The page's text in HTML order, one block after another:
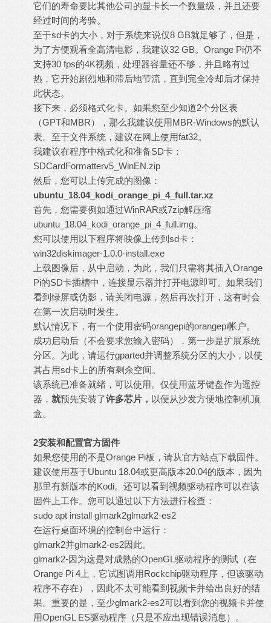
它们的寿命要比其他公司的显卡长一个数量级，并且还要
经过时间的考验。
至于sd卡的大小，对于系统来说仅8 GB就足够了，但是，
为了方便观看全高清电影，我建议32 GB。Orange Pi仍不
支持30 fps的4K视频，处理器容量还不够，并且略有过
热，它开始剧烈地和滞后地节流，直到完全冷却后才保持
此状态。
接下来，必须格式化卡。如果您至少知道2个分区表
（GPT和MBR），那么我建议使用MBR-Windows的默认
表。至于文件系统，建议在网上使用fat32。
我建议在程序中格式化和准备SD卡：
SDCardFormatterv5_WinEN.zip
然后，您可以 上传完成的图像：
ubuntu_18.04_kodi_orange_pi_4_full.tar.xz
首先，您需要例如通过WinRAR或7zip解压缩
ubuntu_18.04_kodi_orange_pi_4_full.img。
您可以使用以下程序将映像上传到sd卡：
win32diskimager-1.0.0-install.exe
上载图像后，从中启动，为此，我们只需将其插入Orange
Pi的SD卡插槽中，连接显示器并打开电源即可。如果我们
看到绿屏或伪影，请关闭电源，然后再次打开，这有时会
在第一次启动时发生。
默认情况下，有一个使用密码orangepi的orangepi帐户。
成功启动后（不会要求您输入密码），第一步是扩展系统
分区。为此，请运行gparted并调整系统分区的大小，以使
其占用sd卡上的所有剩余空间。
该系统已准备就绪，可以使用。仅使用蓝牙键盘作为遥控
器， 就预先安装了许多芯片， 以便从沙发方便地控制机顶
盒。
2安装和配置官方固件
如果您使用的不是Orange Pi板，请从官方站点下载固件。
建议使用基于Ubuntu 18.04或更高版本20.04的版本，因为
那里有新版本的Kodi。还可以看到视频驱动程序可以在该
固件上工作。您可以通过以下方法进行检查：
sudo apt install glmark2glmark2-es2
在运行桌面环境的控制台中运行：
glmark2并glmark2-es2因此。
glmark2-因为这是对成熟的OpenGL驱动程序的测试（在
Orange Pi 4上，它试图调用Rockchip驱动程序，但该驱动
程序不存在），因此不太可能看到视频卡并给出良好的结
果。重要的是，至少glmark2-es2可以看到您的视频卡并使
用OpenGL ES驱动程序（只是不应出现错误消息）。